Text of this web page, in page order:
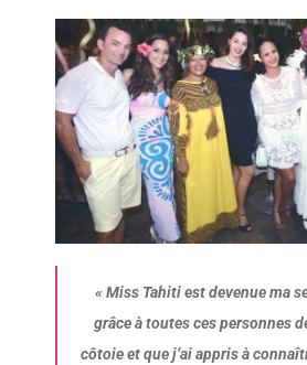
«Miss Tahiti est devenue ma
grâce à toutes ces personnes
côtoie et que j’ai appris à